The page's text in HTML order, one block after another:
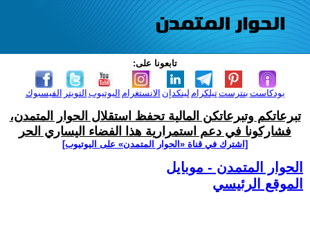
تابعونا على:
الفيسبوك التويتر اليوتيوب الانستغرام لينكدإن تيلكرامبنترست بودكاست
تبرعاتكم وتبرعاتكن المالية تحفظ استقلال الحوار المتمدن،
فشاركونا في دعم استمرارية هذا الفضاء اليساري الحر
[اشترك في قناة ‫«الحوار المتمدن» على اليوتيوب]
الحوار المتمدن - موبايل
الموقع الرئيسي